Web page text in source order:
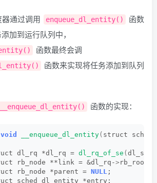
通过调用 enqueue_dl_entity()
函数
加到运行队列中，
函数最终会调
函数来实现将任务添加到队列
__enqueue_dl_entity() 函数的实现：
void __enqueue_dl_entity( struct
dl_rq *dl_rq =
dl_rq_of_se ( dl_se
rb_node **link = &dl_rq-
> rb_root.
rb_node *parent =
NULL ;
sched_dl_entity *entry;